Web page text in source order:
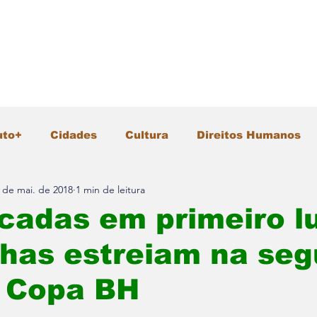
Cidades Cultura Direitos Humanos
Gastronomia Geral
Ambiente Pesquisa e Inovação Polícia
Segurança
em primeiro
estreiam na
BH
de mai. de 2018 1 min de leitura